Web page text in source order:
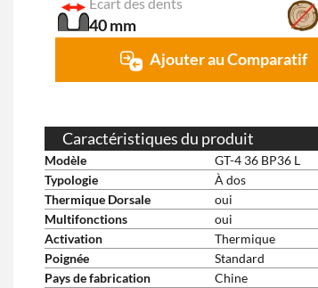
40 mm
Ajouter au Comparatif
Caractéristiques du produit
Modèle
GT-4 36 BP36 L
Typologie
À dos
Thermique Dorsale
oui
Multifonctions
oui
Activation
Thermique
Poignée
Standard
Pays de fabrication
Chine